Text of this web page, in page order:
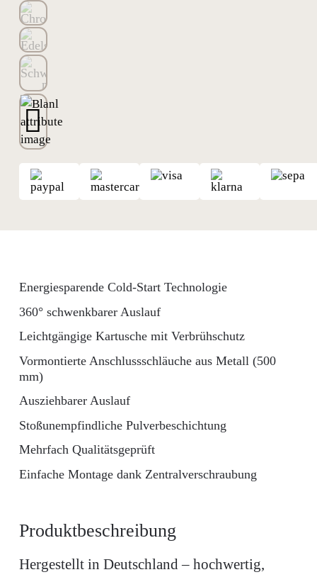
Produktbeschreibung
Hergestellt in Deutschland – hochwertig,
Energiesparende Cold-Start Technologie
360° schwenkbarer Auslauf
Leichtgängige Kartusche mit Verbrühschutz
Vormontierte Anschlussschläuche aus Metall (500
mm)
Ausziehbarer Auslauf
Stoßunempfindliche Pulverbeschichtung
Mehrfach Qualitätsgeprüft
Einfache Montage dank Zentralverschraubung